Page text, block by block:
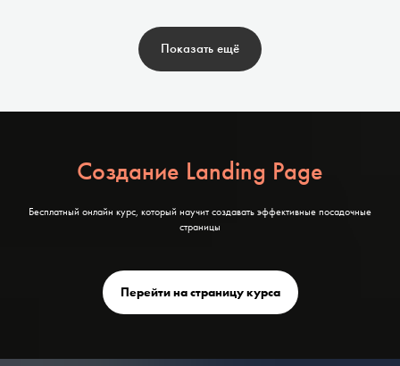
Показать ещё
Создание Landing Page
Бесплатный онлайн курс, который научит создавать эффективные посадочные
страницы
Перейти на страницу курса